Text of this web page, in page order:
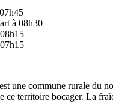
à 08h30
une commune rurale du
ce territoire bocager. La